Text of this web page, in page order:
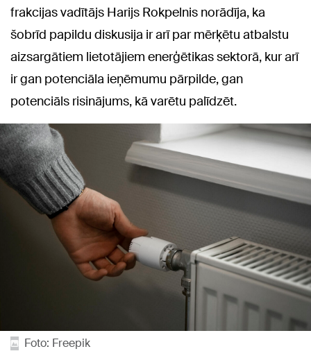
frakcijas vadītājs Harijs Rokpelnis norādīja, ka
šobrīd papildu diskusija ir arī par mērķētu atbalstu
aizsargātiem lietotājiem enerģētikas sektorā, kur arī
ir gan potenciāla ieņēmumu pārpilde, gan
potenciāls risinājums, kā varētu palīdzēt.
Foto: Freepik